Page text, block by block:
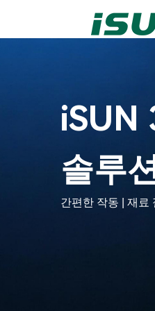
iSUN
솔루
간편한 작동 | 재료